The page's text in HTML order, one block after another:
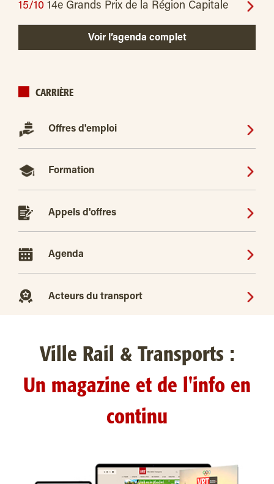
15/10 14e Grands Prix de la Région Capitale
Voir l’agenda complet
CARRIÈRE
Offres d'emploi
Formation
Appels d'offres
Agenda
Acteurs du transport
Ville Rail & Transports :
Un magazine et de l'info en
continu